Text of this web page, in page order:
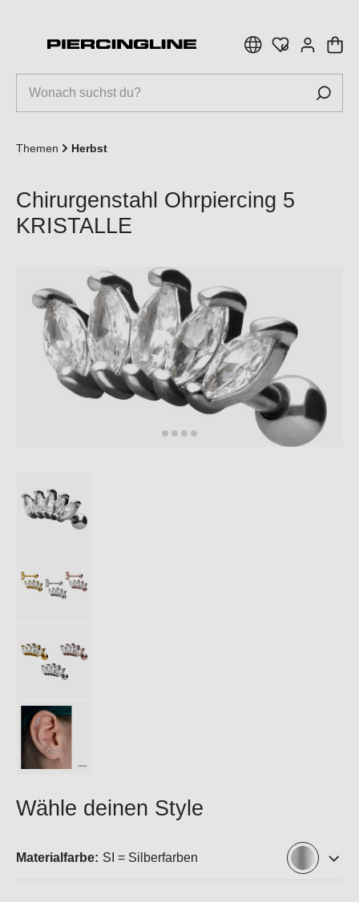
Themen Herbst
Chirurgenstahl Ohrpiercing 5
KRISTALLE
Wähle deinen Style
Materialfarbe: SI = Silberfarben